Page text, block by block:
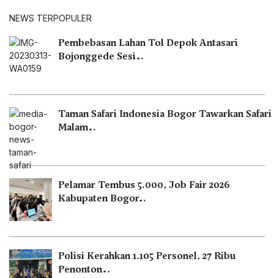
NEWS TERPOPULER
Pembebasan Lahan Tol Depok Antasari
Bojonggede Sesi…
Taman Safari Indonesia Bogor Tawarkan Safari
Malam…
Pelamar Tembus 5.000, Job Fair 2026
Kabupaten Bogor…
Polisi Kerahkan 1.105 Personel, 27 Ribu
Penonton…